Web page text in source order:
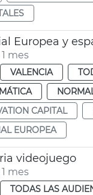
mes
VALENCIA
CAPITAL
EUROPEA
videojuego
mes
TODAS LAS